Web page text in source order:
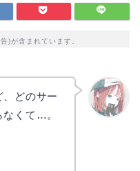
)が含まれています。
、どのサー
なくて…。